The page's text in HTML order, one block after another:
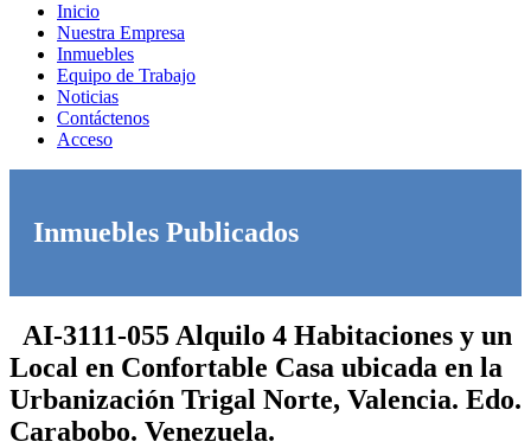
Inicio
Nuestra Empresa
Inmuebles
Equipo de Trabajo
Noticias
Contáctenos
Acceso
Inmuebles Publicados
AI-3111-055 Alquilo 4 Habitaciones y un
Local en Confortable Casa ubicada en la
Urbanización Trigal Norte, Valencia. Edo.
Carabobo. Venezuela.